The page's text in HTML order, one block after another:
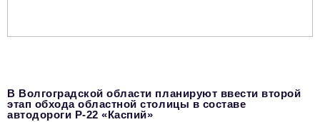
Отдел по работе с партнерами
В Волгоградской области планируют ввести второй
этап обхода областной столицы в составе
автодороги Р-22 «Каспий»